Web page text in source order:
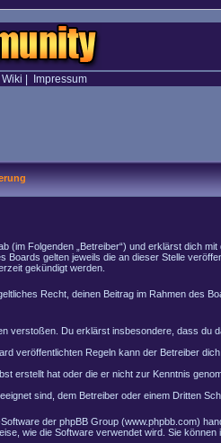
Wiki Impressum
Folgenden „Betreiber“) und erklärst dich
gelten jeweils die an dieser Stelle
gekündigt werden.
Recht, deinen Beitrag im Rahmen des
verstoßen. Du erklärst insbesondere, dass du
veröffentlichten Regeln kann der Betreiber
erstellt hat oder die er nicht zur Kenntnis
sind, dem Betreiber oder einem Dritten
der phpBB Group (www.phpbb.com)
wie die Software verwendet wird. Sie